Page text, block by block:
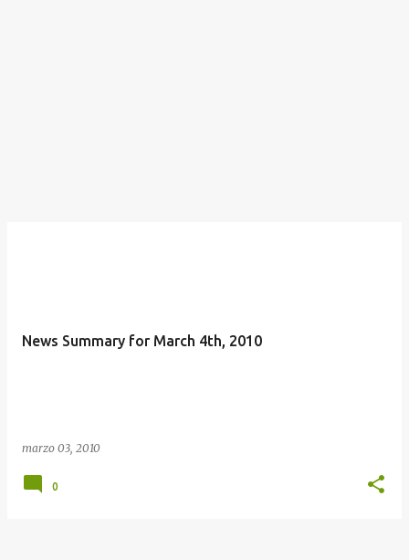
News Summary for March 4th, 2010
marzo 03, 2010
0